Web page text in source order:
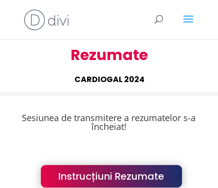
Rezumate
CARDIOGAL 2024
Sesiunea de transmitere a rezumatelor s-a
încheiat!
Instrucțiuni Rezumate